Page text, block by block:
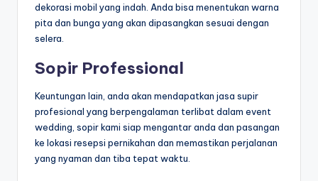
dekorasi mobil yang indah. Anda bisa menentukan warna
pita dan bunga yang akan dipasangkan sesuai dengan
selera.
Sopir Professional
Keuntungan lain, anda akan mendapatkan jasa supir
profesional yang berpengalaman terlibat dalam event
wedding, sopir kami siap mengantar anda dan pasangan
ke lokasi resepsi pernikahan dan memastikan perjalanan
yang nyaman dan tiba tepat waktu.